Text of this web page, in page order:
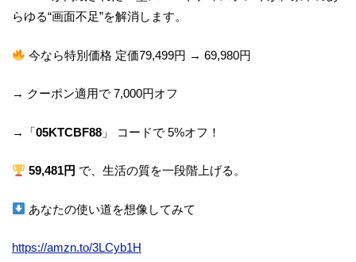
らゆる“画面不足”を解消します。
今なら特別価格 定価79,499円 → 69,980円
→ クーポン適用で 7,000円オフ
→「05KTCBF88 」 コードで 5%オフ！
59,481円 で、生活の質を一段階上げる。
あなたの使い道を想像してみて
https://amzn.to/3LCyb1H